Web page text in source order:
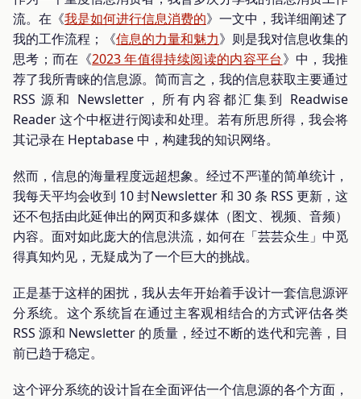
流。在《我是如何进行信息消费的》一文中，我详细阐述了
我的工作流程；《信息的力量和魅力》则是我对信息收集的
思考；而在《2023 年值得持续阅读的内容平台》中，我推
荐了我所青睐的信息源。简而言之，我的信息获取主要通过
RSS 源和 Newsletter，所有内容都汇集到 Readwise
Reader 这个中枢进行阅读和处理。若有所思所得，我会将
其记录在 Heptabase 中，构建我的知识网络。
然而，信息的海量程度远超想象。经过不严谨的简单统计，
我每天平均会收到 10 封Newsletter 和 30 条 RSS 更新，这
还不包括由此延伸出的网页和多媒体（图文、视频、音频）
内容。面对如此庞大的信息洪流，如何在「芸芸众生」中觅
得真知灼见，无疑成为了一个巨大的挑战。
正是基于这样的困扰，我从去年开始着手设计一套信息源评
分系统。这个系统旨在通过主客观相结合的方式评估各类
RSS 源和 Newsletter 的质量，经过不断的迭代和完善，目
前已趋于稳定。
这个评分系统的设计旨在全面评估一个信息源的各个方面，